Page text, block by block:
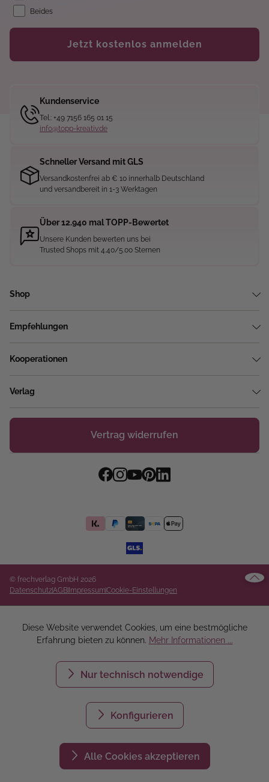
Beides
Jetzt kostenlos anmelden
Kundenservice
Tel.: +49 7156 165 01 15
info@topp-kreativ.de
Schneller Versand mit GLS
Versandkostenfrei ab € 10 innerhalb Deutschland
und versandbereit in 1-3 Werktagen
Über 12.940 mal TOPP-Bewertet
Unsere Kunden bewerten uns bei
Trusted Shops mit 4.40/5.00 Sternen
Shop
Empfehlungen
Kooperationen
Verlag
Vertrag widerrufen
© frechverlag GmbH 2026
DatenschutzAGB ImpressumCookie-Einstellungen
Diese Website verwendet Cookies, um eine bestmögliche
Erfahrung bieten zu können. Mehr Informationen ...
Nur technisch notwendige
Konfigurieren
Alle Cookies akzeptieren